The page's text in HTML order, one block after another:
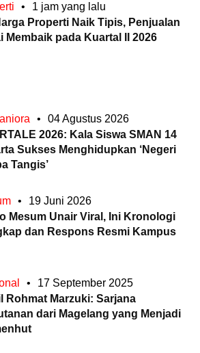
•
1 jam yang lalu
Properti Naik Tipis, Penjualan
Membaik pada Kuartal II 2026
•
04 Agustus 2026
2026: Kala Siswa SMAN 14
Sukses Menghidupkan ‘Negeri
Tangis’
•
19 Juni 2026
Mesum Unair Viral, Ini Kronologi
dan Respons Resmi Kampus
•
17 September 2025
Rohmat Marzuki: Sarjana
dari Magelang yang Menjadi